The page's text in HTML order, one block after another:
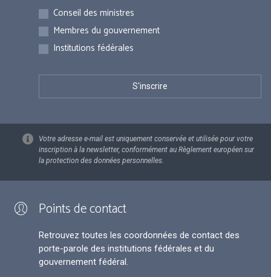
Inscriptions
Conseil des ministres
Membres du gouvernement
Institutions fédérales
Votre adresse e-mail est uniquement conservée et utilisée pour votre
inscription à la newsletter, conformément au Règlement européen sur
la protection des données personnelles.
Points de contact
Retrouvez toutes les coordonnées de contact des
porte-parole des institutions fédérales et du
gouvernement fédéral.